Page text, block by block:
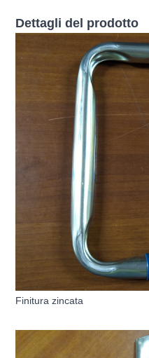
Dettagli del prodotto
Finitura zincata